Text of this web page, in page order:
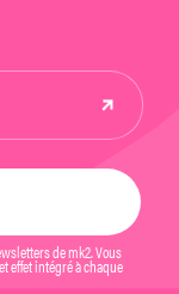
de mk2. Vous
effet intégré à chaque